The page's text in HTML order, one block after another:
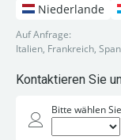
Niederlande
Auf Anfrage:
Italien, Frankreich,
Kontaktieren Sie
Bitte wählen